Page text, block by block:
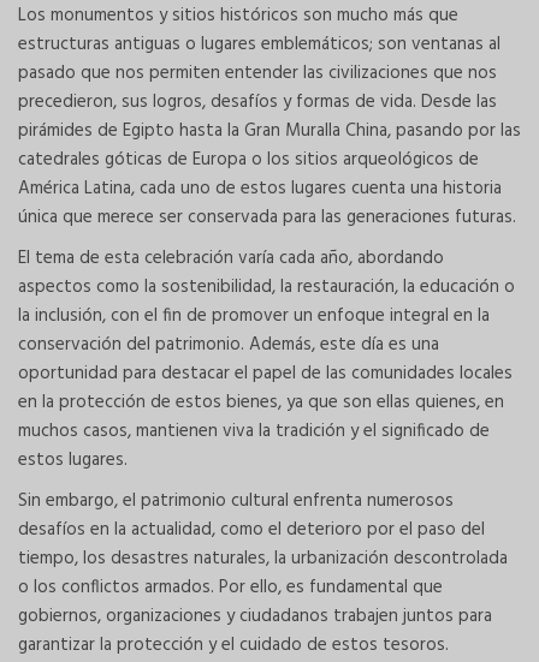
Los monumentos y sitios históricos son mucho más que
estructuras antiguas o lugares emblemáticos; son ventanas al
pasado que nos permiten entender las civilizaciones que nos
precedieron, sus logros, desafíos y formas de vida. Desde las
pirámides de Egipto hasta la Gran Muralla China, pasando por las
catedrales góticas de Europa o los sitios arqueológicos de
América Latina, cada uno de estos lugares cuenta una historia
única que merece ser conservada para las generaciones futuras.
El tema de esta celebración varía cada año, abordando
aspectos como la sostenibilidad, la restauración, la educación o
la inclusión, con el fin de promover un enfoque integral en la
conservación del patrimonio. Además, este día es una
oportunidad para destacar el papel de las comunidades locales
en la protección de estos bienes, ya que son ellas quienes, en
muchos casos, mantienen viva la tradición y el significado de
estos lugares.
Sin embargo, el patrimonio cultural enfrenta numerosos
desafíos en la actualidad, como el deterioro por el paso del
tiempo, los desastres naturales, la urbanización descontrolada
o los conflictos armados. Por ello, es fundamental que
gobiernos, organizaciones y ciudadanos trabajen juntos para
garantizar la protección y el cuidado de estos tesoros.